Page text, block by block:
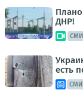
ДНР!
СМИ
есть
СМИ